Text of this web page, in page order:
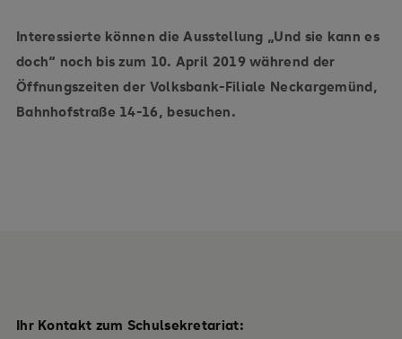
Interessierte können die Ausstellung „Und sie kann es
doch“ noch bis zum 10. April 2019 während der
Öffnungszeiten der Volksbank-Filiale Neckargemünd,
Bahnhofstraße 14-16, besuchen.
Ihr Kontakt zum Schulsekretariat: